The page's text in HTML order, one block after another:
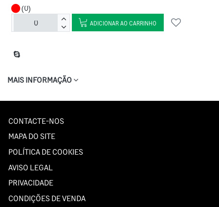
(0)
ADICIONAR AO CARRINHO
MAIS INFORMAÇÃO
CONTACTE-NOS
MAPA DO SITE
POLÍTICA DE COOKIES
AVISO LEGAL
PRIVACIDADE
CONDIÇÕES DE VENDA